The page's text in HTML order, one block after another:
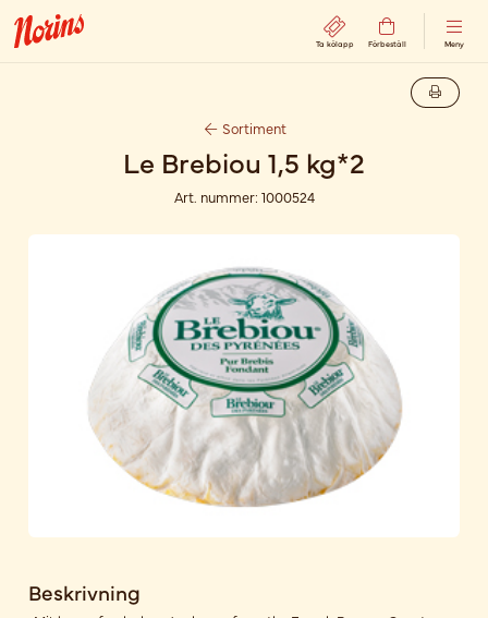
Ta kölapp Förbeställ Meny
Sortiment
Le Brebiou 1,5 kg*2
Art. nummer: 1000524
Beskrivning